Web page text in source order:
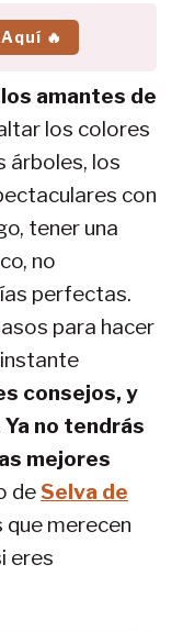
Aquí 🔥
amantes de
los colores
árboles, los
con
tener una
no
perfectas.
para hacer
consejos, y
no tendrás
mejores
deSelva de
que merecen
eres